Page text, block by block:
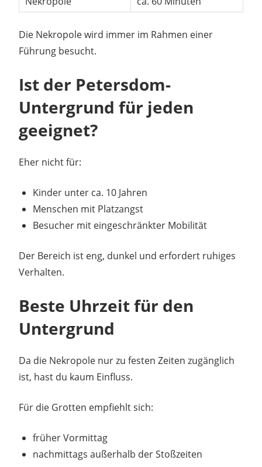
Die Nekropole wird immer im Rahmen einer
Führung besucht.
Ist der Petersdom-
Untergrund für jeden
geeignet?
Eher nicht für:
Kinder unter ca. 10 Jahren
Menschen mit Platzangst
Besucher mit eingeschränkter Mobilität
Der Bereich ist eng, dunkel und erfordert ruhiges
Verhalten.
Beste Uhrzeit für den
Untergrund
Da die Nekropole nur zu festen Zeiten zugänglich
ist, hast du kaum Einfluss.
Für die Grotten empfiehlt sich:
früher Vormittag
nachmittags außerhalb der Stoßzeiten